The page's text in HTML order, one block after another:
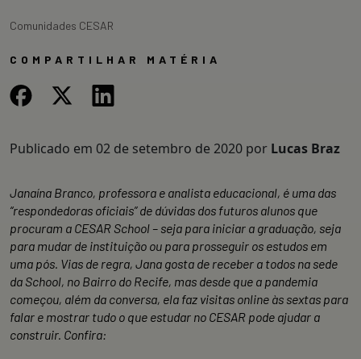
Comunidades CESAR
COMPARTILHAR MATÉRIA
Publicado em 02 de setembro de 2020 por Lucas Braz
Janaína Branco, professora e analista educacional, é uma das
“respondedoras oficiais” de dúvidas dos futuros alunos que
procuram a CESAR School – seja para iniciar a graduação, seja
para mudar de instituição ou para prosseguir os estudos em
uma pós. Vias de regra, Jana gosta de receber a todos na sede
da School, no Bairro do Recife, mas desde que a pandemia
começou, além da conversa, ela faz visitas online às sextas para
falar e mostrar tudo o que estudar no CESAR pode ajudar a
construir. Confira: